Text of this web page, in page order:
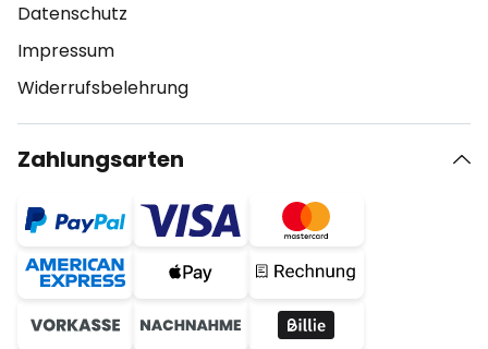
Datenschutz
Impressum
Widerrufsbelehrung
Zahlungsarten